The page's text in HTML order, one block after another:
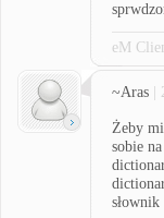
eM
~Aras
Żeby
sobie